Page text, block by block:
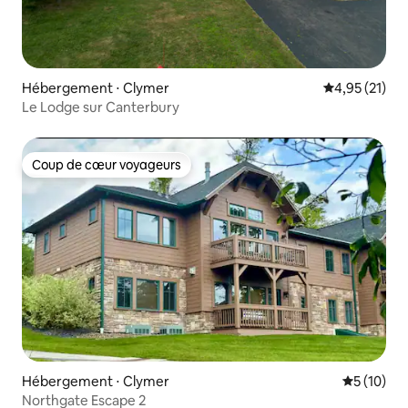
Hébergement ⋅ Clymer Évaluation
4,95 (21)
Le Lodge sur Canterbury
Coup de cœur voyageurs
Coup de cœur voyageurs
Hébergement ⋅ Clymer
5 (10)
Northgate Escape 2